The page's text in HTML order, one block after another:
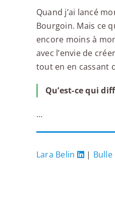
Quand j’ai lancé
Bourgoin. Mais ce
encore moins à
avec l’envie de
tout en en cassant
Qu’est-ce qui
…
Lara Belin | Bulle